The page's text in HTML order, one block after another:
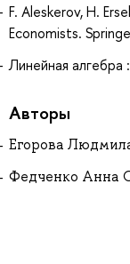
F. Aleskerov, H.
Economists.
Линейная алгебра
Авторы
Егорова
Федченко Анна